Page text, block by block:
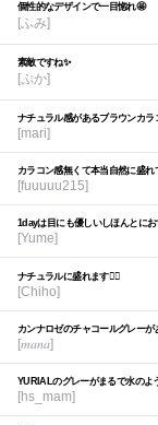
個性的なデザインで一目惚れ🤩
[ふみ]
素敵ですね✨
[ぷか]
ナチュラル感があるブラウンカラ
[mari]
カラコン感無くて本当自然に盛
[fuuuuu215]
1dayは目にも優しいしほんとにお
[Yume]
ナチュラルに盛れます🙆‍♀️
[Chiho]
カンナロゼのチャコールグレー
[𝑚𝑎𝑛𝑎]
YURIALのグレーがまるで水のよ
[hs_mam]